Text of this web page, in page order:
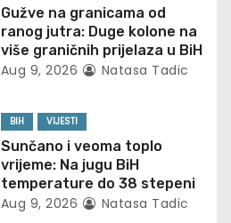
Gužve na granicama od
ranog jutra: Duge kolone na
više graničnih prijelaza u BiH
Aug 9, 2026 Natasa Tadic
BIH VIJESTI
Sunčano i veoma toplo
vrijeme: Na jugu BiH
temperature do 38 stepeni
Aug 9, 2026 Natasa Tadic